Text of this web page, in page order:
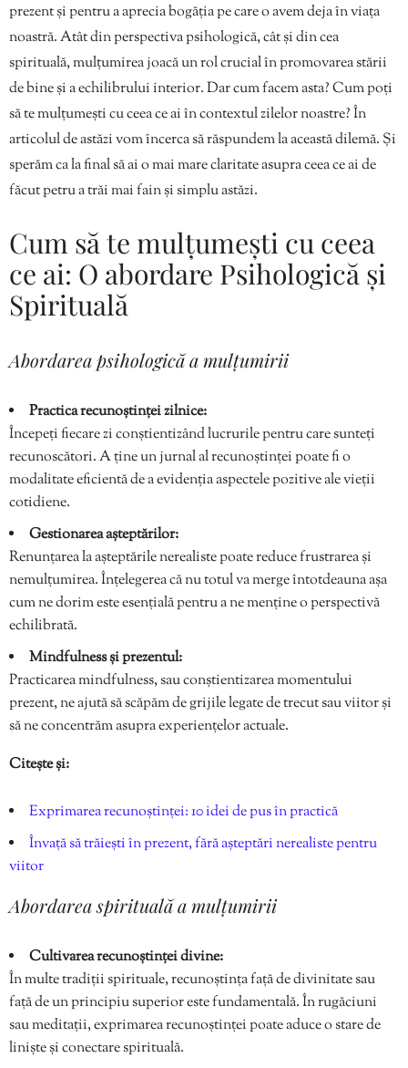
prezent și pentru a aprecia bogăția pe care o avem deja în viața
noastră. Atât din perspectiva psihologică, cât și din cea
spirituală, mulțumirea joacă un rol crucial în promovarea stării
de bine și a echilibrului interior. Dar cum facem asta? Cum poți
să te mulțumești cu ceea ce ai în contextul zilelor noastre? În
articolul de astăzi vom încerca să răspundem la această dilemă. Și
sperăm ca la final să ai o mai mare claritate asupra ceea ce ai de
făcut petru a trăi mai fain și simplu astăzi.
Cum să te mulțumești cu ceea
ce ai: O abordare Psihologică și
Spirituală
Abordarea psihologică a mulțumirii
Practica recunoștinței zilnice:
Începeți fiecare zi conștientizând lucrurile pentru care sunteți
recunoscători. A ține un jurnal al recunoștinței poate fi o
modalitate eficientă de a evidenția aspectele pozitive ale vieții
cotidiene.
Gestionarea așteptărilor:
Renunțarea la așteptările nerealiste poate reduce frustrarea și
nemulțumirea. Înțelegerea că nu totul va merge întotdeauna așa
cum ne dorim este esențială pentru a ne menține o perspectivă
echilibrată.
Mindfulness și prezentul:
Practicarea mindfulness, sau conștientizarea momentului
prezent, ne ajută să scăpăm de grijile legate de trecut sau viitor și
să ne concentrăm asupra experiențelor actuale.
Citește și:
Exprimarea recunoștinței: 10 idei de pus în practică
Învață să trăiești în prezent, fără așteptări nerealiste pentru
viitor
Abordarea spirituală a mulțumirii
Cultivarea recunoștinței divine:
În multe tradiții spirituale, recunoștința față de divinitate sau
față de un principiu superior este fundamentală. În rugăciuni
sau meditații, exprimarea recunoștinței poate aduce o stare de
liniște și conectare spirituală.